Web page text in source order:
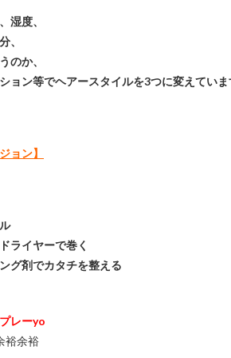
湿度、
、
のか、
ョン等でヘアースタイルを3つに変えてい
ョン】
ライヤーで巻く
グ剤でカタチを整える
レーyo
裕余裕